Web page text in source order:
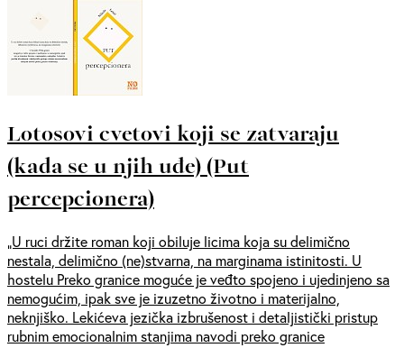
Lotosovi cvetovi koji se zatvaraju
(kada se u njih uđe) (Put
percepcionera)
„U ruci držite roman koji obiluje licima koja su delimično
nestala, delimično (ne)stvarna, na marginama istinitosti. U
hostelu Preko granice moguće je veđto spojeno i ujedinjeno sa
nemogućim, ipak sve je izuzetno životno i materijalno,
neknjiško. Lekićeva jezička izbrušenost i detaljistički pristup
rubnim emocionalnim stanjima navodi preko granice